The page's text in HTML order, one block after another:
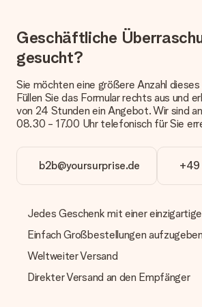
Derzeit können wir (noch) keine
anbieten. Das Geschenk, das bestellt
Päckchen versendet. Möchtest du
oder Päckchen geliefert wird, kontaktiere
Kundenservice.
Zahlung
Wie kann ich meine Bestellung
mit normaler Überweisung,
Kreditkarte oder auf Rechnung über
manuellen Überweisung verlängert sich
Geschenk empfangen
Was, wenn das Geschenk meine
erfüllt?
erfüllen, bitten wir dich, unseren
Geschäftliche
gesucht?
Sie möchten eine größere Anzahl
Füllen Sie das Formular rechts aus und
von 24 Stunden ein Angebot. Wir sind
08.30 - 17.00 Uhr telefonisch für Sie
b2b@yoursurprise.de
Jedes Geschenk mit einer
Einfach Großbestellungen aufzugeben
Weltweiter Versand
Direkter Versand an den Empfänger